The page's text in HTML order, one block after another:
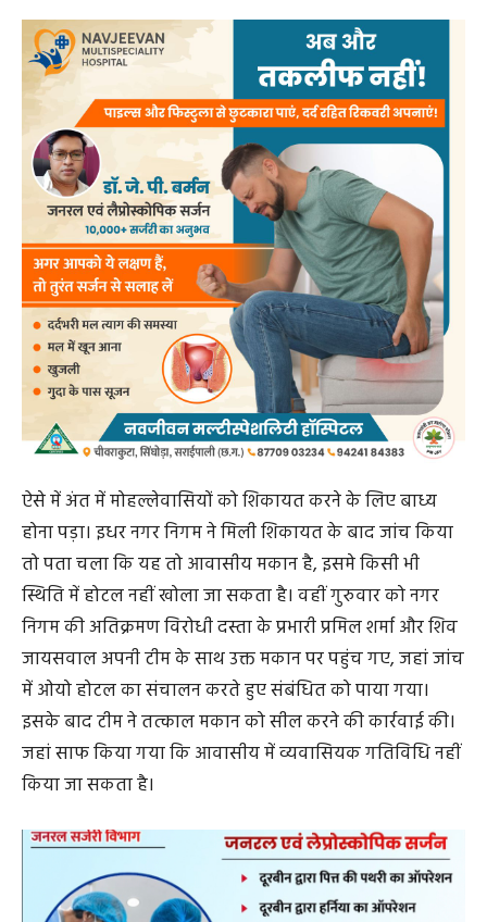
ऐसे में अंत में मोहल्लेवासियों को शिकायत करने के लिए बाध्य
होना पड़ा। इधर नगर निगम ने मिली शिकायत के बाद जांच किया
तो पता चला कि यह तो आवासीय मकान है, इसमे किसी भी
स्थिति में होटल नहीं खोला जा सकता है। वहीं गुरुवार को नगर
निगम की अतिक्रमण विरोधी दस्ता के प्रभारी प्रमिल शर्मा और शिव
जायसवाल अपनी टीम के साथ उक्त मकान पर पहुंच गए, जहां जांच
में ओयो होटल का संचालन करते हुए संबंधित को पाया गया।
इसके बाद टीम ने तत्काल मकान को सील करने की कार्रवाई की।
जहां साफ किया गया कि आवासीय में व्यवासियक गतिविधि नहीं
किया जा सकता है।